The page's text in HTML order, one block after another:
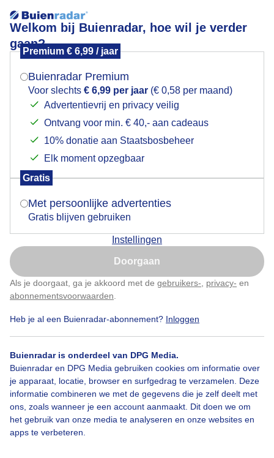
Welkom bij Buienradar, hoe wil je verder
gaan?
Premium € 6,99 / jaar
Buienradar Premium
Voor slechts € 6,99 per jaar (€ 0,58 per maand)
Advertentievrij en privacy veilig
Ontvang voor min. € 40,- aan cadeaus
10% donatie aan Staatsbosbeheer
Elk moment opzegbaar
Gratis
Met persoonlijke advertenties
Gratis blijven gebruiken
Instellingen
Doorgaan
Als je doorgaat, ga je akkoord met de gebruikers- privacy- en
abonnementsvoorwaarden
Heb je al een Buienradar-abonnement? Inloggen
Buienradar is onderdeel van DPG Media.
Buienradar en DPG Media gebruiken cookies om informatie over
je apparaat, locatie, browser en surfgedrag te verzamelen. Deze
informatie combineren we met de gegevens die je zelf deelt met
ons, zoals wanneer je een account aanmaakt. Dit doen we om
het gebruik van onze media te analyseren en onze websites en
apps te verbeteren.
Weerfoto!
Door: Nely V Frankenhuijzen Gemaakt: 10-05-2026, 38x bekeken
Een moment geduld aub...
Mogen we je locatie gebruiken voor het
Indien je hier nog geen akkoord op hebt gegeven,
verschijnt er zo een pop-up uit je browser waarin
Is goed, toon de popup
Nu niet, misschien later
Klik hierom dit aan te passen